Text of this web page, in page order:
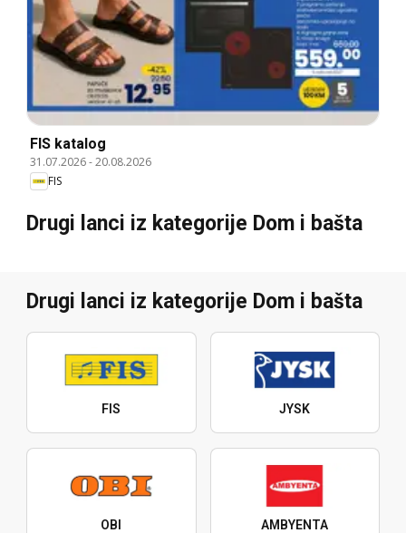
FIS katalog
31.07.2026-20.08.2026
FIS
Drugi lanci iz kategorije Dom i bašta
Drugi lanci iz kategorije Dom i bašta
FIS JYSK
OBI AMBYENTA